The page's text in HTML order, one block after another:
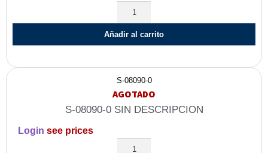
Añadir al carrito
S-08090-0
AGOTADO
S-08090-0 SIN DESCRIPCION
Login see prices